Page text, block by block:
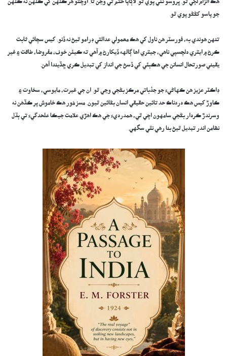
​هڪ الزام لڳي ٿو. ڀروسو ٽٽي پوي ٿو. لاڳاپا ختم ٿي وڃن ٿا. اوچتو هر ڪنهن کي ڪنهن نه ڪنهن
جو پاسو کڻڻو پوي ٿو.
​تنهن هوندي به، فورسٽر هن ناول کي هڪ معمولي عدالتي ڊرامو ٿيڻ نه ڏنو. کيس سچائي ثابت
ڪرڻ ۾ ايتري دلچسپي ناهي، جيتري اھا ڳالهه ڏيکارڻ ۾ آهي ته ڪيئن خوف، مفروضا، طاقت ۽ غير
يقيني صورتحال انسانن جي هڪٻئي کي ڏسڻ جي انداز کي تبديل ڪري ڇڏيندا آهن.
​ڊاڪٽر عزيز هن ڪهاڻيءَ جو جذباتي مرڪز بڻجي وڃي ٿو. ان جي غيرت، مايوسي، سخاوت ۽
ڪاوڙ کيس هڪ دردناڪ حد تائين حقيقي انسان بڻائين ٿيون. مسز مُور هڪ خاموش پر ڪڏهن نه
وسرندڙ ڪردار بڻجي سامهون اچي ٿي، همدرديءَ جي هڪ اهڙي علامت جيڪا علحدگيءَ تي ٻڌل
نظامن اندر تبديل ٿيڻ بنا رهي نٿي سگهي.